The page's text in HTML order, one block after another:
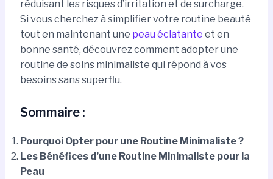
réduisant les risques d’irritation et de surcharge.
Si vous cherchez à simplifier votre routine beauté
tout en maintenant une peau éclatante et en
bonne santé, découvrez comment adopter une
routine de soins minimaliste qui répond à vos
besoins sans superflu.
Sommaire :
Pourquoi Opter pour une Routine Minimaliste ?
Les Bénéfices d’une Routine Minimaliste pour la
Peau